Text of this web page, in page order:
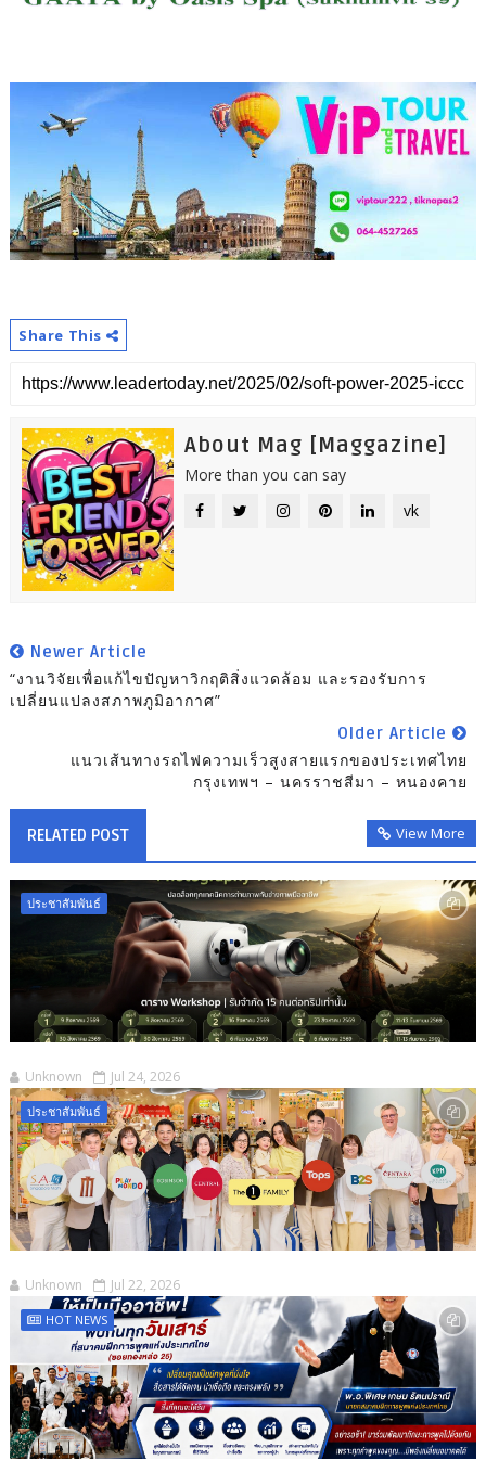
Share This
About Mag [Maggazine]
More than you can say
vk
Newer Article
“งานวิจัยเพื่อแก้ไขปัญหาวิกฤติสิ่งแวดล้อม และรองรับการ
เปลี่ยนแปลงสภาพภูมิอากาศ”
Older Article
แนวเส้นทางรถไฟความเร็วสูงสายแรกของประเทศไทย
กรุงเทพฯ – นครราชสีมา – หนองคาย
RELATED POST View More
ประชาสัมพันธ์
Unknown Jul 24, 2026
ประชาสัมพันธ์
Unknown Jul 22, 2026
HOT NEWS